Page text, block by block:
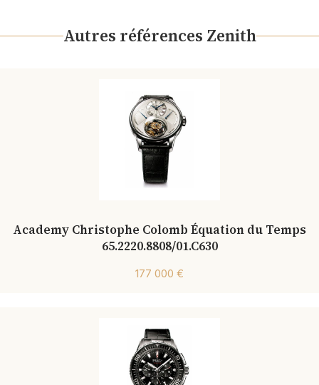
Autres références Zenith
Academy Christophe Colomb Équation du Temps
65.2220.8808/01.C630
177 000 €